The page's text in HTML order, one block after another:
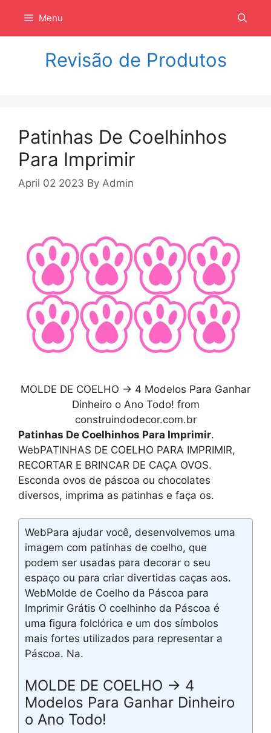
isi
Menu
Revisão de Produtos
Patinhas De Coelhinhos
Para Imprimir
April 02 2023 By Admin
MOLDE DE COELHO → 4 Modelos Para Ganhar
Dinheiro o Ano Todo! from
construindodecor.com.br
Patinhas De Coelhinhos Para Imprimir.
WebPATINHAS DE COELHO PARA IMPRIMIR,
RECORTAR E BRINCAR DE CAÇA OVOS.
Esconda ovos de páscoa ou chocolates
diversos, imprima as patinhas e faça os.
WebPara ajudar você, desenvolvemos uma
imagem com patinhas de coelho, que
podem ser usadas para decorar o seu
espaço ou para criar divertidas caças aos.
WebMolde de Coelho da Páscoa para
Imprimir Grátis O coelhinho da Páscoa é
uma figura folclórica e um dos símbolos
mais fortes utilizados para representar a
Páscoa. Na.
MOLDE DE COELHO → 4
Modelos Para Ganhar Dinheiro
o Ano Todo!